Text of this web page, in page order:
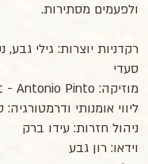
ולפעמים מסתירות.
רקדניות יוצרות: גילי
סעדי
מוזיקה: Mr. President - Antonio Pinto
ליווי אומנותי ודרמטורגיה:
ניהול חזרות: עידו ברק
וידאו: רון גבע